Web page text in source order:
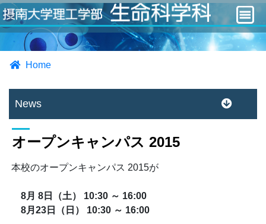
Home
News
オープンキャンパス 2015
本校のオープンキャンパス 2015が
8月 8日（土） 10:30 ～ 16:00
8月23日（日） 10:30 ～ 16:00